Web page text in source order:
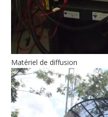
Matériel de diffusion